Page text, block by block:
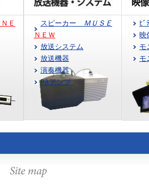
ＮＥ
スピーカー
ＭＵＳＥ
ＮＥＷ
放送システム
放送機器
演奏機器
PAアンプ
ﾋﾞ
映
モ
モ